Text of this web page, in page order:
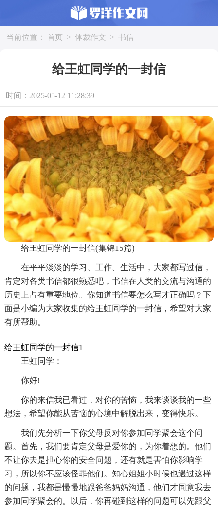
当前位置： 首页 > 体裁作文 > 书信
给王虹同学的一封信
时间：2025-05-12 11:28:39
给王虹同学的一封信(集锦15篇)
在平平淡淡的学习、工作、生活中，大家都写过信，
肯定对各类书信都很熟悉吧，书信在人类的交流与沟通的
历史上占有重要地位。你知道书信要怎么写才正确吗？下
面是小编为大家收集的给王虹同学的一封信，希望对大家
有所帮助。
给王虹同学的一封信1
王虹同学：
你好!
你的来信我已看过，对你的苦恼，我来谈谈我的一些
想法，希望你能从苦恼的心境中解脱出来，变得快乐。
我们先分析一下你父母反对你参加同学聚会这个问
题。首先，我们要肯定父母是爱你的，为你着想的。他们
不让你去是担心你的安全问题，还有就是害怕你影响学
习，所以你不应该怪罪他们。知心姐姐小时候也遇过这样
的问题，我都是慢慢地跟爸爸妈妈沟通，他们才同意我去
参加同学聚会的。以后，你再碰到这样的问题可以先跟父